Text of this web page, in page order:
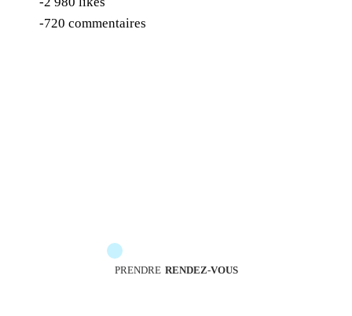
-720 commentaires
PRENDRE RENDEZ-VOUS